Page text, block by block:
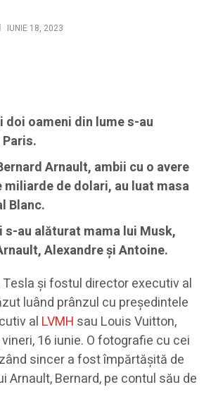
IUNIE 18, 2023
doi oameni din lume s-au
Arnault, ambii cu o avere
miliarde de dolari, au luat masa
Blanc.
au alăturat mama lui Musk,
Alexandre și Antoine.
și fostul director executiv al
luând prânzul cu președintele
al LVMH sau Louis Vuitton,
16 iunie. O fotografie cu cei
sincer a fost împărtășită de
Arnault, Bernard, pe contul său de